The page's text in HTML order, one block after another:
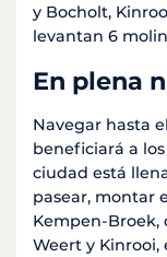
y Bocholt,
levantan 6
En plena
Navegar hasta
beneficiará a
ciudad está
pasear, montar
Kempen-Broek,
Weert y Kinrooi,